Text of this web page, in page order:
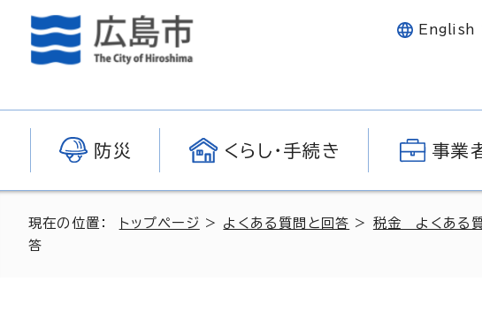
English
防災 くらし・手続き 事業
現在の位置： トップページ > よくある質問と回答 > 税金 よくある
答